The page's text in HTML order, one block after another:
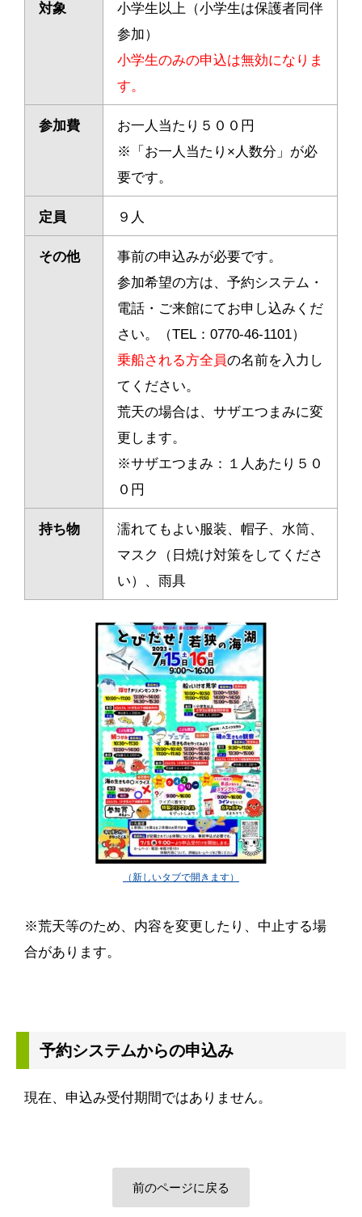
対象
小学生以上（小学生は保護者同伴
参加）
小学生のみの申込は無効になりま
す。
参加費
お一人当たり５００円
※「お一人当たり×人数分」が必
要です。
定員 ９人
その他
事前の申込みが必要です。
参加希望の方は、予約システム・
電話・ご来館にてお申し込みくだ
さい。（TEL：0770-46-1101）
乗船される方全員の名前を入力し
てください。
荒天の場合は、サザエつまみに変
更します。
※サザエつまみ：１人あたり５０
０円
持ち物
濡れてもよい服装、帽子、水筒、
マスク（日焼け対策をしてくださ
い）、雨具
※荒天等のため、内容を変更したり、中止する場
合があります。
予約システムからの申込み
現在、申込み受付期間ではありません。
前のページに戻る